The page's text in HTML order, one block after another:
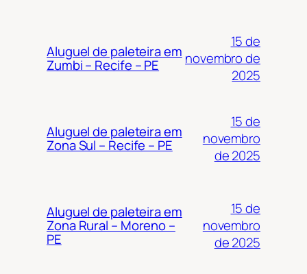
Aluguel de paleteira em
Zumbi – Recife – PE
15 de
novembro de
2025
Aluguel de paleteira em
Zona Sul – Recife – PE
15 de
novembro
de 2025
Aluguel de paleteira em
Zona Rural – Moreno –
PE
15 de
novembro
de 2025